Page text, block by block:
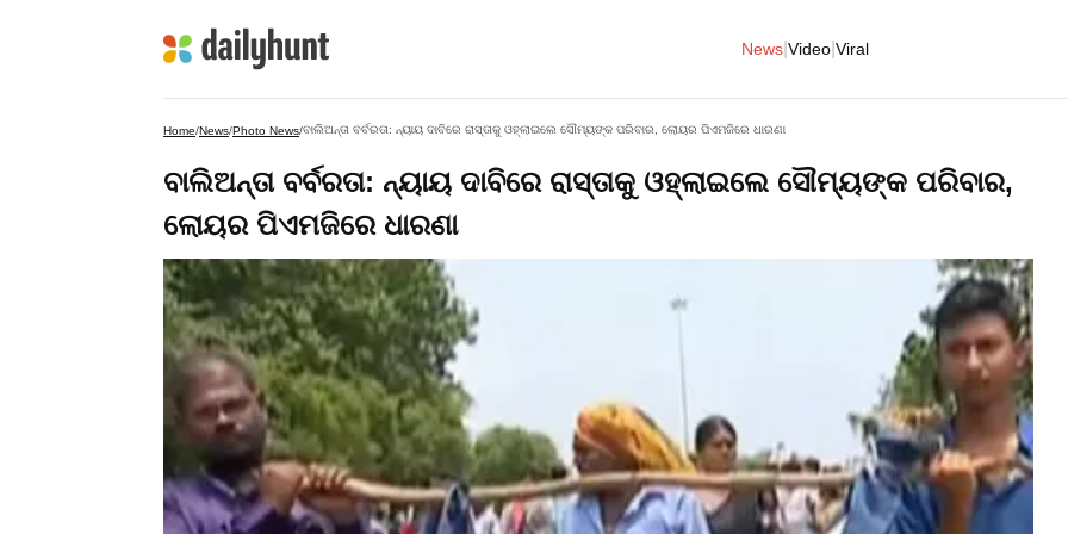
News Video Viral
Home/News/Photo News/ବାଲିଅନ୍ତା ବର୍ବରତା: ନ୍ୟାୟ ଦାବିରେ ରାସ୍ତାକୁ ଓହ୍ଲାଇଲେ ସୌମ୍ୟଙ୍କ ପରିବାର, ଲୋୟର ପିଏମଜିରେ ଧାରଣା
ବାଲିଅନ୍ତା ବର୍ବରତା: ନ୍ୟାୟ ଦାବିରେ ରାସ୍ତାକୁ ଓହ୍ଲାଇଲେ ସୌମ୍ୟଙ୍କ ପରିବାର,
ଲୋୟର ପିଏମଜିରେ ଧାରଣା